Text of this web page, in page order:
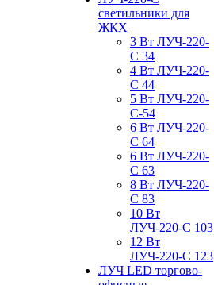
светильники для
ЖКХ
3 Вт ЛУЧ-220-
С 34
4 Вт ЛУЧ-220-
С 44
5 Вт ЛУЧ-220-
С-54
6 Вт ЛУЧ-220-
С 64
6 Вт ЛУЧ-220-
С 63
8 Вт ЛУЧ-220-
С 83
10 Вт
ЛУЧ-220-С 103
12 Вт
ЛУЧ-220-С 123
ЛУЧ LED торгово-